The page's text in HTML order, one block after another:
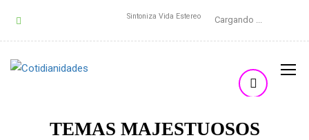
Sintoniza Vida Estereo Cargando ...
TEMAS MAJESTUOSOS